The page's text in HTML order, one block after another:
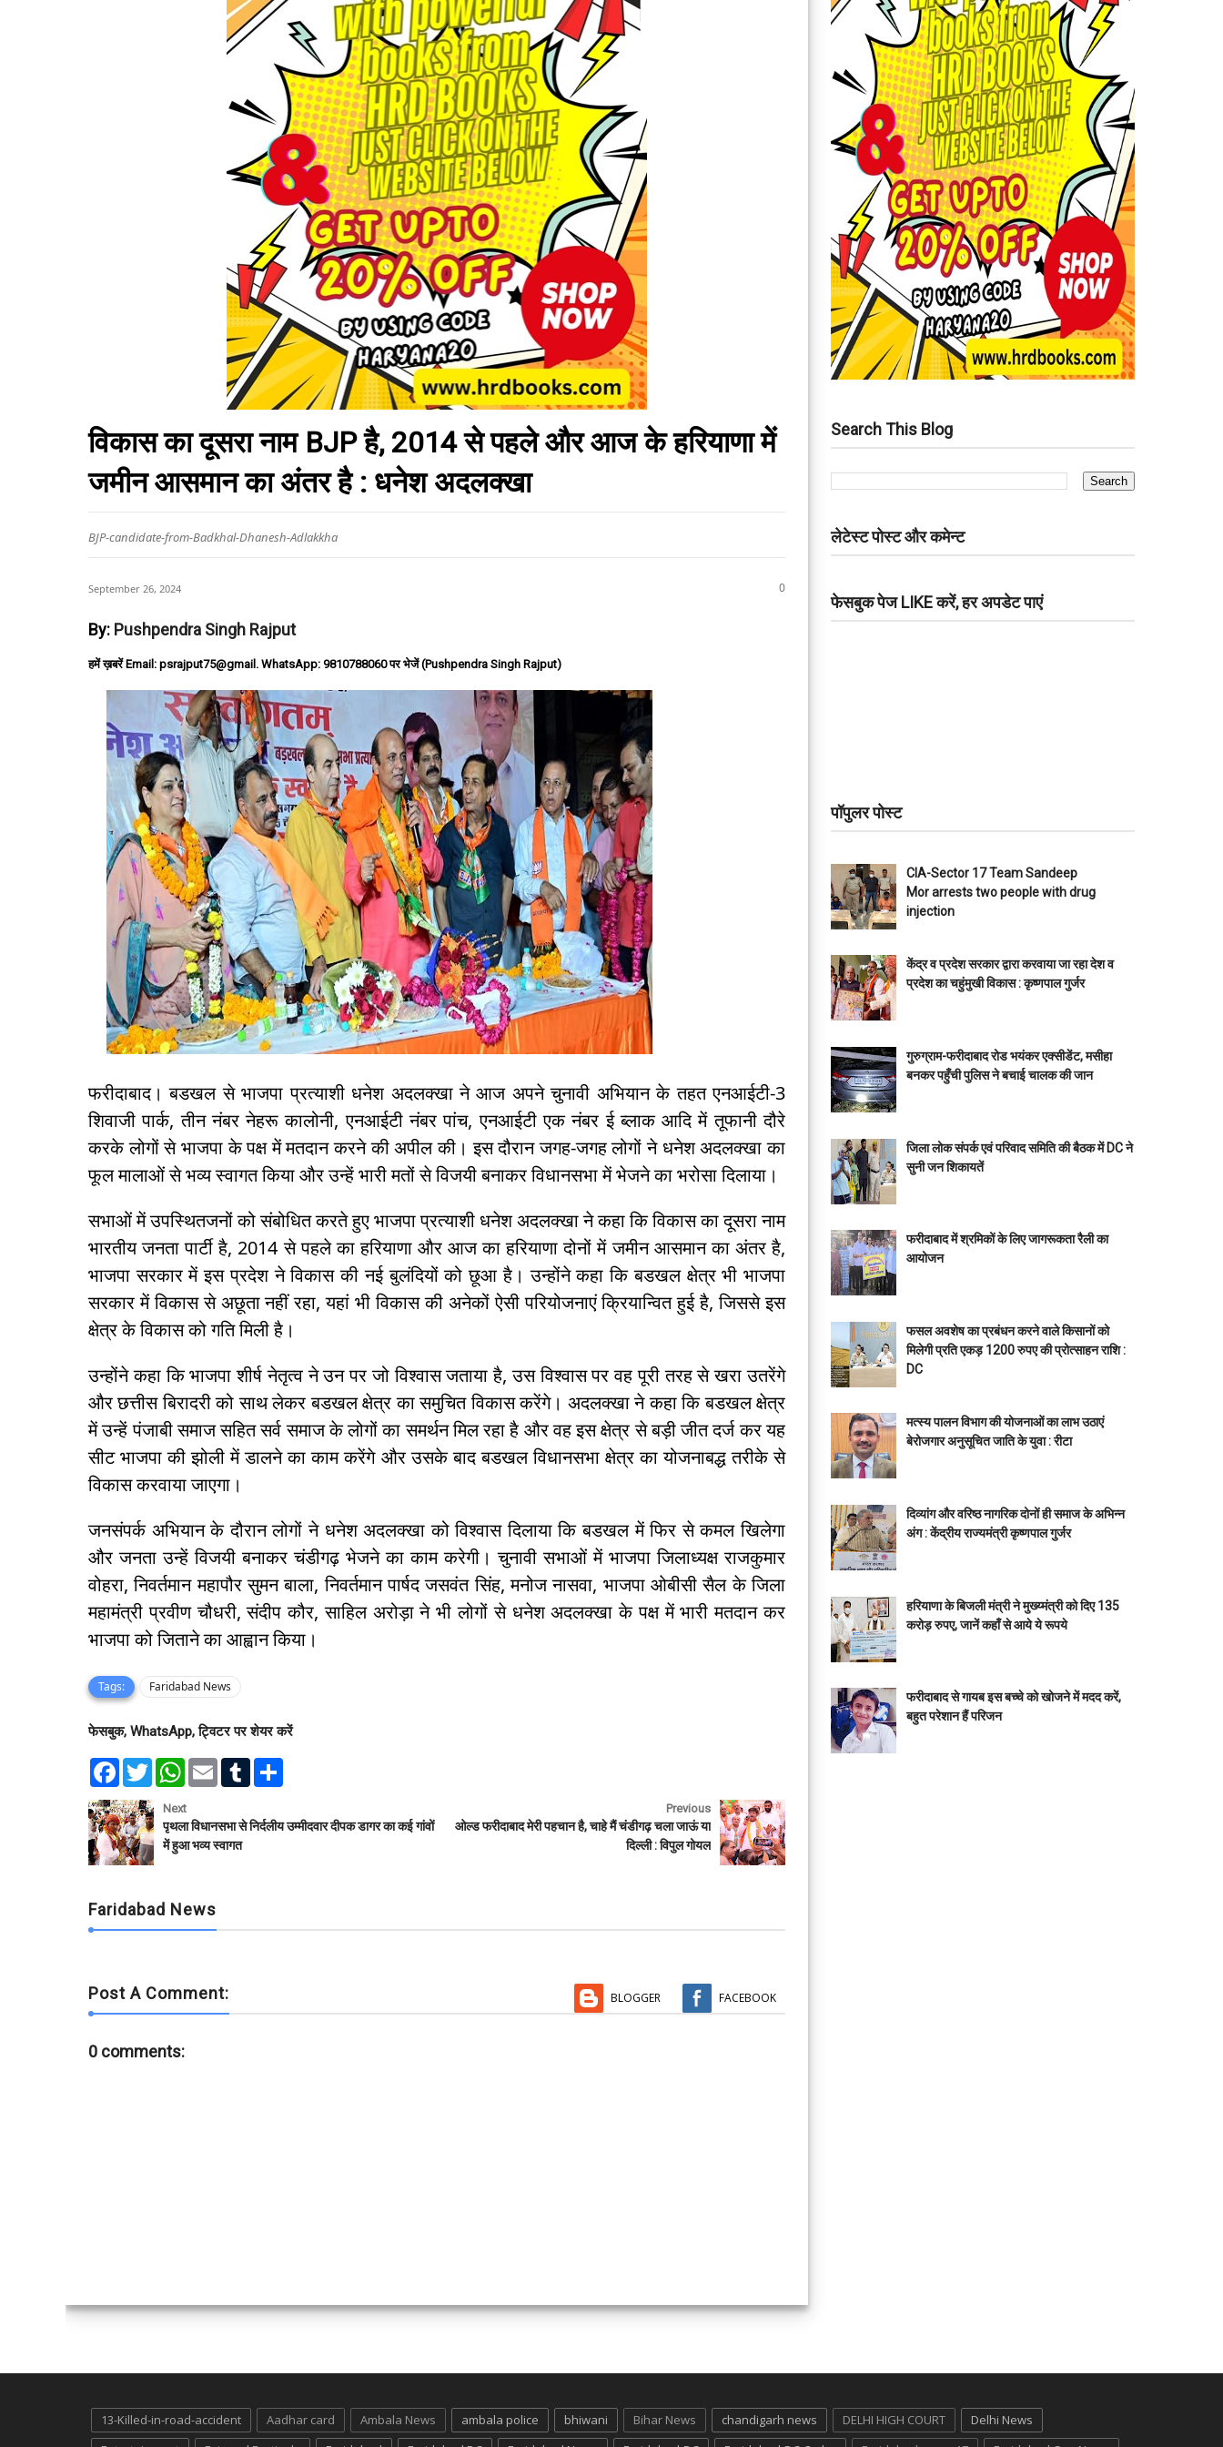
विकास का दूसरा नाम BJP है, 2014 से पहले और आज के हरियाणा में
जमीन आसमान का अंतर है : धनेश अदलक्खा
BJP-candidate-from-Badkhal-Dhanesh-Adlakkha
September 26, 2024 0
By: Pushpendra Singh Rajput
हमें ख़बरें Email: psrajput75@gmail. WhatsApp: 9810788060 पर भेजें (Pushpendra Singh Rajput)
फरीदाबाद। बडखल से भाजपा प्रत्याशी धनेश अदलक्खा ने आज अपने चुनावी अभियान के तहत एनआईटी-3
शिवाजी पार्क, तीन नंबर नेहरू कालोनी, एनआईटी नंबर पांच, एनआईटी एक नंबर ई ब्लाक आदि में तूफानी दौरे
करके लोगों से भाजपा के पक्ष में मतदान करने की अपील की। इस दौरान जगह-जगह लोगों ने धनेश अदलक्खा का
फूल मालाओं से भव्य स्वागत किया और उन्हें भारी मतों से विजयी बनाकर विधानसभा में भेजने का भरोसा दिलाया।
सभाओं में उपस्थितजनों को संबोधित करते हुए भाजपा प्रत्याशी धनेश अदलक्खा ने कहा कि विकास का दूसरा नाम
भारतीय जनता पार्टी है, 2014 से पहले का हरियाणा और आज का हरियाणा दोनों में जमीन आसमान का अंतर है,
भाजपा सरकार में इस प्रदेश ने विकास की नई बुलंदियों को छूआ है। उन्होंने कहा कि बडखल क्षेत्र भी भाजपा
सरकार में विकास से अछूता नहीं रहा, यहां भी विकास की अनेकों ऐसी परियोजनाएं क्रियान्वित हुई है, जिससे इस
क्षेत्र के विकास को गति मिली है।
उन्होंने कहा कि भाजपा शीर्ष नेतृत्व ने उन पर जो विश्वास जताया है, उस विश्वास पर वह पूरी तरह से खरा उतरेंगे
और छत्तीस बिरादरी को साथ लेकर बडखल क्षेत्र का समुचित विकास करेंगे। अदलक्खा ने कहा कि बडखल क्षेत्र
में उन्हें पंजाबी समाज सहित सर्व समाज के लोगों का समर्थन मिल रहा है और वह इस क्षेत्र से बड़ी जीत दर्ज कर यह
सीट भाजपा की झोली में डालने का काम करेंगे और उसके बाद बडखल विधानसभा क्षेत्र का योजनाबद्ध तरीके से
विकास करवाया जाएगा।
जनसंपर्क अभियान के दौरान लोगों ने धनेश अदलक्खा को विश्वास दिलाया कि बडखल में फिर से कमल खिलेगा
और जनता उन्हें विजयी बनाकर चंडीगढ़ भेजने का काम करेगी। चुनावी सभाओं में भाजपा जिलाध्यक्ष राजकुमार
वोहरा, निवर्तमान महापौर सुमन बाला, निवर्तमान पार्षद जसवंत सिंह, मनोज नासवा, भाजपा ओबीसी सैल के जिला
महामंत्री प्रवीण चौधरी, संदीप कौर, साहिल अरोड़ा ने भी लोगों से धनेश अदलक्खा के पक्ष में भारी मतदान कर
भाजपा को जिताने का आह्वान किया।
Tags: Faridabad News
फेसबुक, WhatsApp, ट्विटर पर शेयर करें
F
e
b
o
o
k
T
w
t
t
e
W
t
s
A
p
E
l
T
l
e
Next
पृथला विधानसभा से निर्दलीय उम्मीदवार दीपक डागर का कई गांवों
में हुआ भव्य स्वागत
Previous
ओल्ड फरीदाबाद मेरी पहचान है, चाहे मैं चंडीगढ़ चला जाऊं या
दिल्ली : विपुल गोयल
Faridabad News
Post A Comment: BLOGGER FACEBOOK
0 comments:
Search This Blog
लेटेस्ट पोस्ट और कमेन्ट
फेसबुक पेज LIKE करें, हर अपडेट पाएं
पॉपुलर पोस्ट
CIA-Sector 17 Team Sandeep
Mor arrests two people with drug
injection
केंद्र व प्रदेश सरकार द्वारा करवाया जा रहा देश व
प्रदेश का चहुंमुखी विकास : कृष्णपाल गुर्जर
गुरुग्राम-फरीदाबाद रोड भयंकर एक्सीडेंट, मसीहा
बनकर पहुँची पुलिस ने बचाई चालक की जान
जिला लोक संपर्क एवं परिवाद समिति की बैठक में DC ने
सुनी जन शिकायतें
फरीदाबाद में श्रमिकों के लिए जागरूकता रैली का
आयोजन
फसल अवशेष का प्रबंधन करने वाले किसानों को
मिलेगी प्रति एकड़ 1200 रुपए की प्रोत्साहन राशि :
DC
मत्स्य पालन विभाग की योजनाओं का लाभ उठाएं
बेरोजगार अनुसूचित जाति के युवा : रीटा
दिव्यांग और वरिष्ठ नागरिक दोनों ही समाज के अभिन्न
अंग : केंद्रीय राज्यमंत्री कृष्णपाल गुर्जर
हरियाणा के बिजली मंत्री ने मुख्य्मंत्री को दिए 135
करोड़ रुपए, जानें कहाँ से आये ये रूपये
फरीदाबाद से गायब इस बच्चे को खोजने में मदद करें,
बहुत परेशान हैं परिजन
13-Killed-in-road-accident Aadhar card Ambala News ambala police bhiwani Bihar News chandigarh news DELHI HIGH COURT
Delhi News